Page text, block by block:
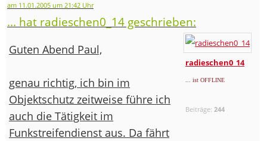
am 11.01.2005 um 21:42 Uhr
... hat radieschen0_14 geschrieben:
radieschen0_14
... ist OFFLINE
Beiträge: 244
Guten Abend Paul,
genau richtig, ich bin im
Objektschutz zeitweise führe ich
auch die Tätigkeit im
Funkstreifendienst aus. Da fährt